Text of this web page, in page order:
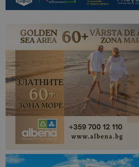
_ga_B09EBBY8PY
_ga_WXPDN4HSCV
_ga_FK650GXHRZ
_ga